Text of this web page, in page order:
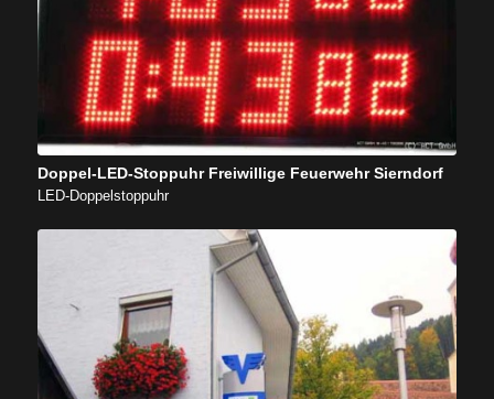
Doppel-LED-Stoppuhr Freiwillige Feuerwehr Sierndorf
LED-Doppelstoppuhr